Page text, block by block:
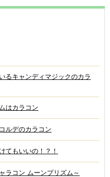
るキャンディマジックのカラ
はカラコン
ルデのカラコン
てもいいの！？！
ラコン ムーンプリズム～